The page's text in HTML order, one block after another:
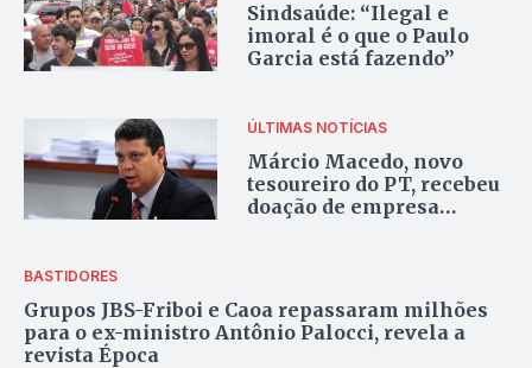
Sindsaúde: “Ilegal e
imoral é o que o Paulo
Garcia está fazendo”
ÚLTIMAS NOTÍCIAS
Márcio Macedo, novo
tesoureiro do PT, recebeu
doação de empresa
BASTIDORES
Grupos JBS-Friboi e Caoa repassaram milhões
para o ex-ministro Antônio Palocci, revela a
revista Época